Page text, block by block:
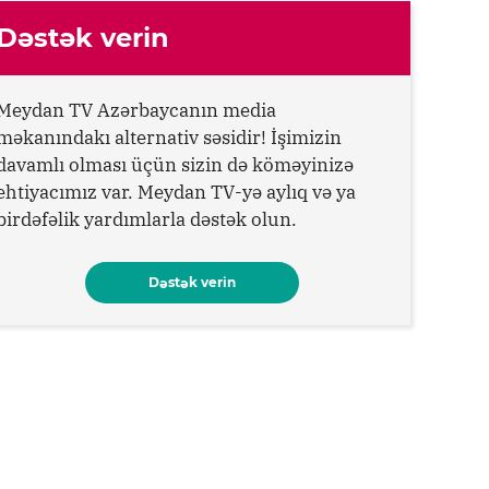
verin
TV Azərbaycanın media
alternativ səsidir! İşimizin
olması üçün sizin də köməyinizə
var. Meydan TV-yə aylıq və ya
yardımlarla dəstək olun.
Dəstək verin